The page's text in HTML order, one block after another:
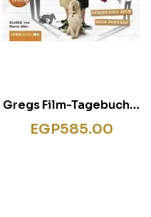
Gregs Film-Tagebuch 3
– Ich war’s nicht!:
Filmhörspiel
EGP585.00